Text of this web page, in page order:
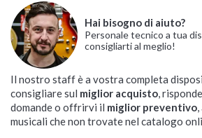
Hai bisogno di aiuto?
Personale tecnico a tua
consigliarti al meglio!
Il nostro staff è a vostra completa
consigliare sul miglior acquisto,
domande o offrirvi il miglior preventivo
musicali che non trovate nel catalogo